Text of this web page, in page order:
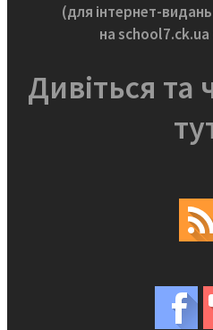
(для інтернет-
на
Дивіться та